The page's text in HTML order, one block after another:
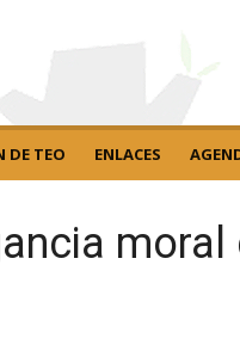
DE TEO ENLACES
moral